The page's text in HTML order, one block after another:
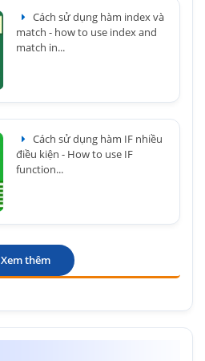
Cách sử dụng hàm index và
match - how to use index and
match in...
Cách sử dụng hàm IF nhiều
điều kiện - How to use IF
function...
Xem thêm